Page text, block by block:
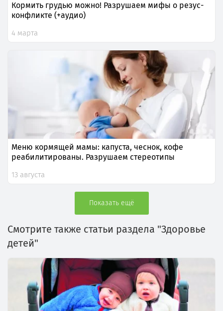
Кормить грудью можно! Разрушаем мифы о резус-
конфликте (+аудио)
4 марта
Меню кормящей мамы: капуста, чеснок, кофе
реабилитированы. Разрушаем стереотипы
13 августа
Показать ещё
Смотрите также статьи раздела "Здоровье
детей"